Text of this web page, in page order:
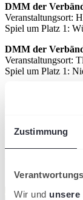
Zustimmung
Wir und unsere
DMM der
Veranstaltungsort:
Spiel um Platz 1:
DMM der
Veranstaltungsort:
Spiel um Platz 1:
Artikel teilen
Ähnliche
Kompaktansicht